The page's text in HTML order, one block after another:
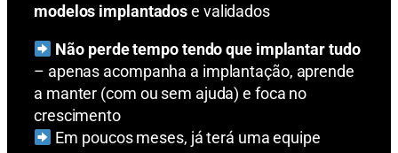
modelos implantadose validados
Não perde tempo tendo que implantar tudo
– apenas acompanha a implantação, aprende
a manter (com ou sem ajuda) e foca no
crescimento
Em poucos meses, já terá uma equipe